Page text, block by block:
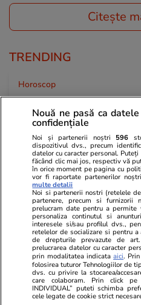
Citește
TRENDING
Horoscop
Horoscop 27 iulie
nevoia să scoată la
pe care le folosesc rar
Știri România
Român întors acasă
Germania: „Și urzica e
trandafirii dincolo”
Știri România
Ploi torențiale,
județe. Harta zonelor
Nouă ne pasă ca
confidențiale
Noi și partenerii noștri 596
dispozitivul dvs., precum
datelor cu caracter personal.
făcând clic mai jos, respectiv vă
în orice moment pe pagina cu
vor fi raportate partenerilor
multe detalii
Noi si partenerii nostri (retelele
partenere, precum si furnizorii
prelucram date pentru a permite
personaliza continutul si
interesele si/sau profilul dvs.,
retelelor de socializare si pentru
de drepturile prevazute de
prelucrarea datelor cu caracter
prin modalitatea indicataaici.
folosirea tuturor Tehnologiilor de
dvs. cu privire la stocarea/
care colaboram. Prin click pe
INDIVIDUAL” puteti schimba
cele legate de cookie strict